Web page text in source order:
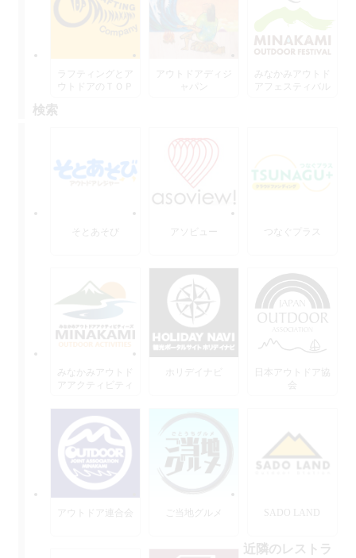
ラフティングとア
ウトドアのＴＯＰ
アウトドアディジ
みなかみアウトド
アフェスティバル
検索
そとあそび アソビュー つなぐプラス
みなかみアウトド
アアクティビティ
ホリデイナビ
日本アウトドア協
会
アウトドア連合会 ご当地グルメ SADO LAND
近隣のレストラ